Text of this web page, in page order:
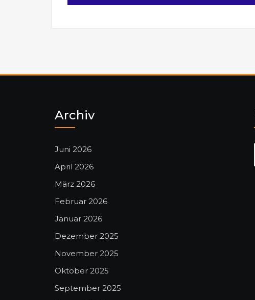
Archiv
Juni 2026
April 2026
März 2026
Februar 2026
Januar 2026
Dezember 2025
November 2025
Oktober 2025
September 2025